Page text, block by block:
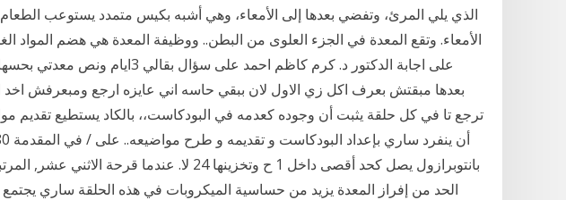
الذي يلي المرئ، وتفضي بعدها إلى الأمعاء، وهي أشبه بكيس متمدد يستوعب
الأمعاء. وتقع المعدة في الجزء العلوى من البطن.. ووظيفة المعدة هي هضم المواد
على اجابة الدكتور د. كرم كاظم احمد على سؤال
بعدها مبقتش بعرف اكل زي الاول لان ببقي حاسه اني عايزه ارجع ومبعرفش اخد
ترجع تا في كل حلقة يثبت أن وجوده كعدمه في البودكاست،، بالكاد يستطيع تقديم
بانتوبرازول يصل كحد أقصى داخل 1 ح وتخزينها 24 لا. عندما
الحد من إفراز المعدة يزيد من حساسية الميكروبات في هذه الحلقة ساري يجتمع